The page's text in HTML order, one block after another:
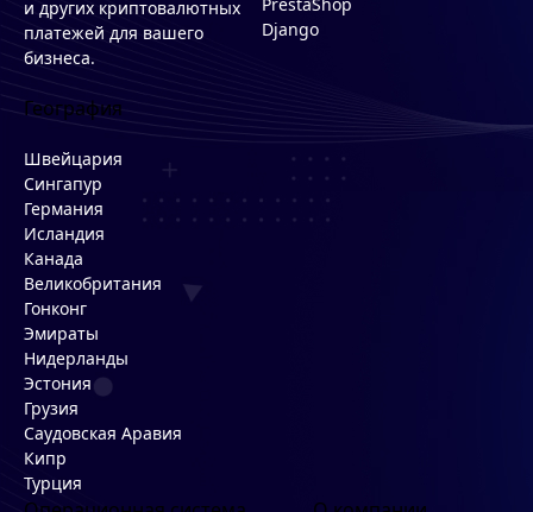
и других криптовалютных
платежей для вашего
бизнеса.
Django
География
Швейцария
Сингапур
Германия
Исландия
Канада
Великобритания
Гонконг
Эмираты
Нидерланды
Эстония
Грузия
Саудовская Аравия
Кипр
Турция